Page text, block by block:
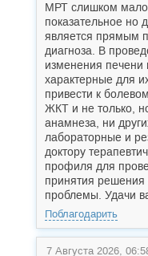
МРТ слишком мало
показательное но
является прямым
диагноза. В
изменения
характерные для
привести к
ЖКТ и не только,
анамнеза, ни
лабораторные и
доктору
профиля для
принятия решения
проблемы. Удачи
Поблагодарить
7 Августа 2026,